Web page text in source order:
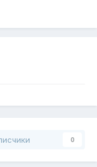
0